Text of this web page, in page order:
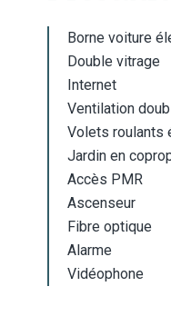
Borne voiture
Double vitrage
Internet
Ventilation
Volets roulants
Jardin en
Accès PMR
Ascenseur
Fibre optique
Alarme
Vidéophone